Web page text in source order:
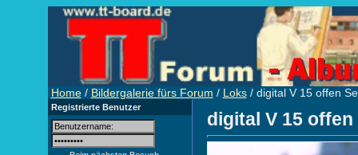
Home/ Bildergalerie fürs Forum / Loks/ digital V 15 offen
Registrierte Benutzer
digital V 15 offen